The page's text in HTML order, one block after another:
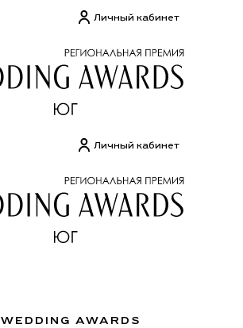
Личный кабинет
Личный кабинет
WEDDING AWARDS